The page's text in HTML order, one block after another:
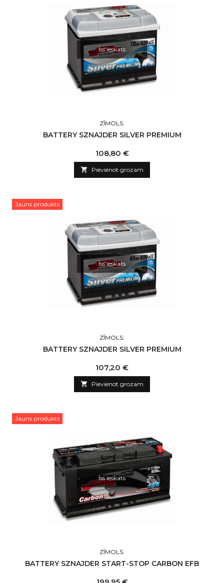
Īss ieskats
ZĪMOLS:
BATTERY SZNAJDER SILVER PREMIUM
Cena
108,80 €
 Pievienot grozam
Jauns produkts
Īss ieskats
ZĪMOLS:
BATTERY SZNAJDER SILVER PREMIUM
Cena
107,20 €
 Pievienot grozam
Jauns produkts
Īss ieskats
ZĪMOLS:
BATTERY SZNAJDER START-STOP CARBON EFB